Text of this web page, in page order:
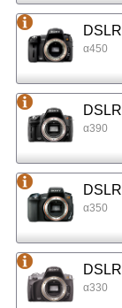
α450
α390
α350
α330